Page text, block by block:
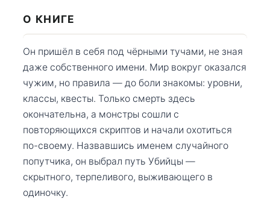
О КНИГЕ
Он пришёл в себя под чёрными тучами, не зная
даже собственного имени. Мир вокруг оказался
чужим, но правила — до боли знакомы: уровни,
классы, квесты. Только смерть здесь
окончательна, а монстры сошли с
повторяющихся скриптов и начали охотиться
по-своему. Назвавшись именем случайного
попутчика, он выбрал путь Убийцы —
скрытного, терпеливого, выживающего в
одиночку.